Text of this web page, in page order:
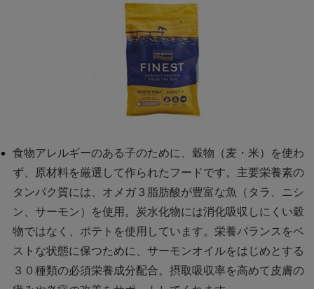
食物アレルギーのある子のために、穀物（麦・米）を使わ
ず、原材料を厳選して作られたフードです。主要栄養素の
タンパク質には、オメガ３脂肪酸が豊富な魚（タラ、ニシ
ン、サーモン）を使用。炭水化物には消化吸収しにくい穀
物ではなく、ポテトを使用しています。栄養バランスをベ
ストな状態に保つために、サーモンオイルをはじめとする
３０種類の必須栄養成分配合。摂取吸収率を高めて皮膚の